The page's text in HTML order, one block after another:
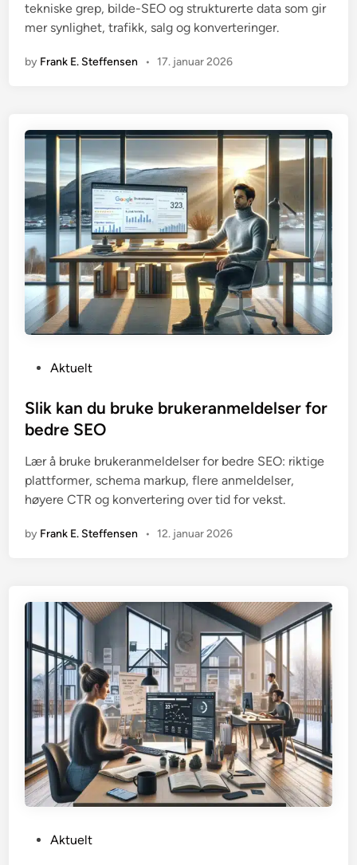
i
n
tekniske grep, bilde-SEO og strukturerte data som gir
mer synlighet, trafikk, salg og konverteringer.
by Frank E. Steffensen • 17. januar 2026
s
t
d
i
n
Aktuelt
Slik kan du bruke brukeranmeldelser for
bedre SEO
Lær å bruke brukeranmeldelser for bedre SEO: riktige
plattformer, schema markup, flere anmeldelser,
høyere CTR og konvertering over tid for vekst.
by Frank E. Steffensen • 12. januar 2026
Aktuelt